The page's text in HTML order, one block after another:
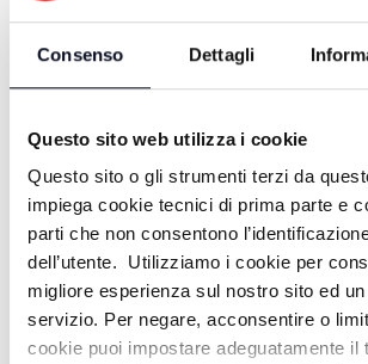
Consenso Dettagli
Questo sito web utilizza i cookie
Questo sito o gli strumenti terzi da
impiega cookie tecnici di prima parte e
parti che non consentono
dell’utente. Utilizziamo i cookie per
migliore esperienza sul nostro sito ed
servizio. Per negare, acconsentire o
cookie puoi impostare adeguatamente il
CRONACA-BOLOGNA: Indagano i
aggressioni in 24 ore